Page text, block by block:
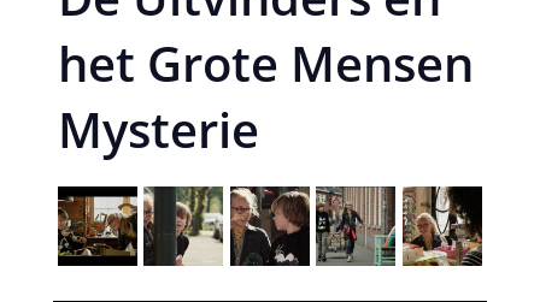
het Grote Mensen
Mysterie